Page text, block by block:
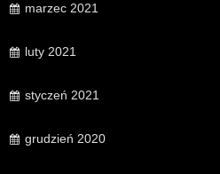
marzec 2021
luty 2021
styczeń 2021
grudzień 2020